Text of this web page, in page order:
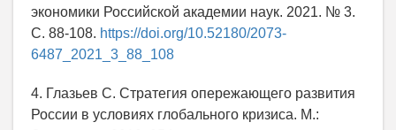
экономики Российской академии наук. 2021. № 3.
С. 88-108. https://doi.org/10.52180/2073-
6487_2021_3_88_108
4. Глазьев С. Стратегия опережающего развития
России в условиях глобального кризиса. М.: